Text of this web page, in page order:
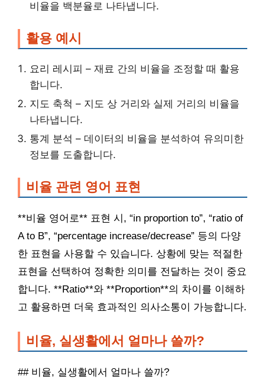
비율을 백분율로 나타냅니다.
활용 예시
요리 레시피 – 재료 간의 비율을 조정할 때 활용
합니다.
지도 축척 – 지도 상 거리와 실제 거리의 비율을
나타냅니다.
통계 분석 – 데이터의 비율을 분석하여 유의미한
정보를 도출합니다.
비율 관련 영어 표현
**비율 영어로** 표현 시, “in proportion to”, “ratio of
A to B”, “percentage increase/decrease” 등의 다양
한 표현을 사용할 수 있습니다. 상황에 맞는 적절한
표현을 선택하여 정확한 의미를 전달하는 것이 중요
합니다. **Ratio**와 **Proportion**의 차이를 이해하
고 활용하면 더욱 효과적인 의사소통이 가능합니다.
비율, 실생활에서 얼마나 쓸까?
## 비율, 실생활에서 얼마나 쓸까?